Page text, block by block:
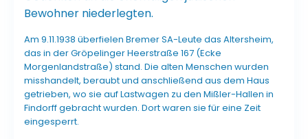
Bewohner niederlegten.
Am 9.11.1938 überfielen Bremer SA-Leute das Altersheim,
das in der Gröpelinger Heerstraße 167 (Ecke
Morgenlandstraße) stand. Die alten Menschen wurden
misshandelt, beraubt und anschließend aus dem Haus
getrieben, wo sie auf Last­wa­gen zu den Mißler-Hallen in
Fin­dorff ge­bracht wurden. Dort waren sie für eine Zeit
eingesperrt.